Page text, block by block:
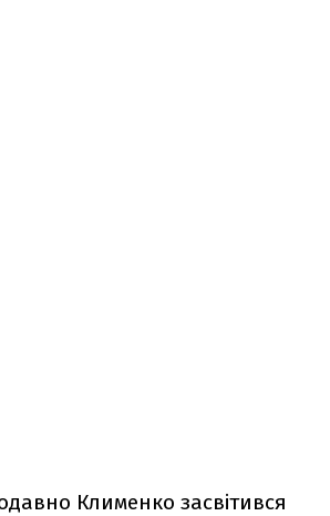
Клименко засвітився